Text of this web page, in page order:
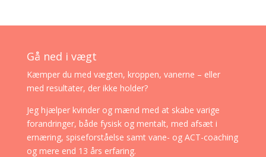
Gå ned i vægt
Kæmper du med vægten, kroppen, vanerne – eller
med resultater, der ikke holder?
Jeg hjælper kvinder og mænd med at skabe varige
forandringer, både fysisk og mentalt, med afsæt i
ernæring, spiseforståelse samt vane- og ACT-coaching
og mere end 13 års erfaring.